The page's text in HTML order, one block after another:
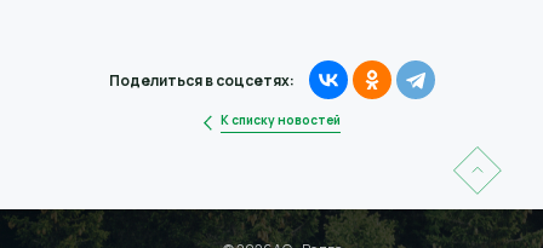
К списку новостей
Поделиться в соцсетях: